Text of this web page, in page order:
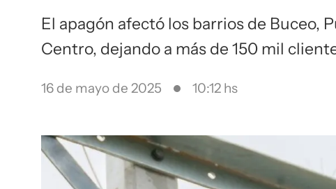
El apagón afectó los barrios de Buceo,
Centro, dejando a más de 150 mil
16 de mayo de 2025 10:12 hs